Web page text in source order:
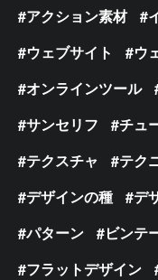
アクション素材
ウェブサイト
ウ
オンラインツール
サンセリフ
チュ
テクスチャ
テク
デザインの種
デ
パターン
ビンテ
フラットデザイン